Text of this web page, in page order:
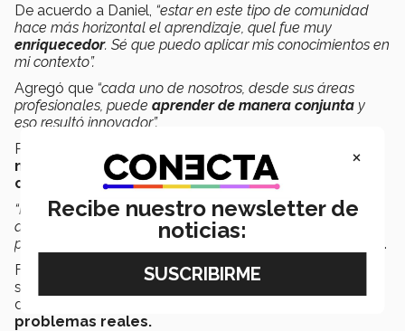
De acuerdo a Daniel, “estar en este tipo de comunidad
hace más horizontal el aprendizaje, quel fue muy
enriquecedor. Sé que puedo aplicar mis conocimientos en
mi contexto”.
Agregó que “cada uno de nosotros, desde sus áreas
profesionales, puede aprender de manera conjunta y
eso resultó innovador”.
Por su parte, David señaló que la
multidisciplinariedad del equipofue el
clave
para el desarrollo del proyecto.
“Nos presentaron un desafío real, situaciones que pasan
diario: ser de diferentes áreas nos dio más conocimiento
para aportar
soluciones viables al problema
, comentó.
Finalmente, Sergio enfatizó que este tipo de proyectos
sobresalen en comparación con otros por la naturaleza
de los temas y la planeación de
problemas reales.
×
Recibe nuestro newsletter de
noticias: